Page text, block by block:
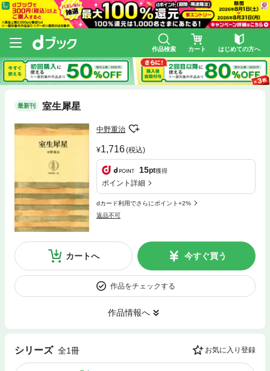
作品検索 カート はじめての方へ
最新刊 室生犀星
中野重治
1,716(税込)
15pt獲得
ポイント詳細
dカード利用でさらにポイント+2%
返品不可
カートへ 今すぐ買う
作品をチェックする
作品情報へ
シリーズ 全1冊 お気に入り登録